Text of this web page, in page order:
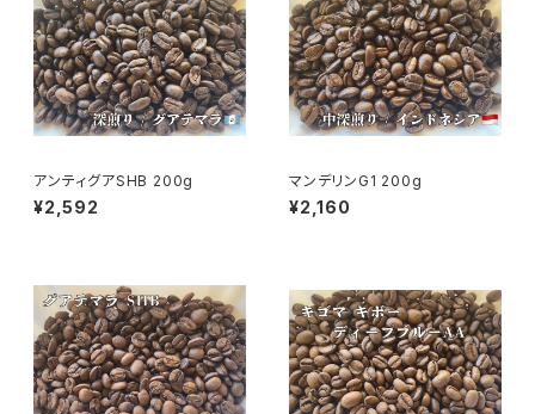
アンティグアSHB 200g
¥2,592
マンデリンG1 200g
¥2,160